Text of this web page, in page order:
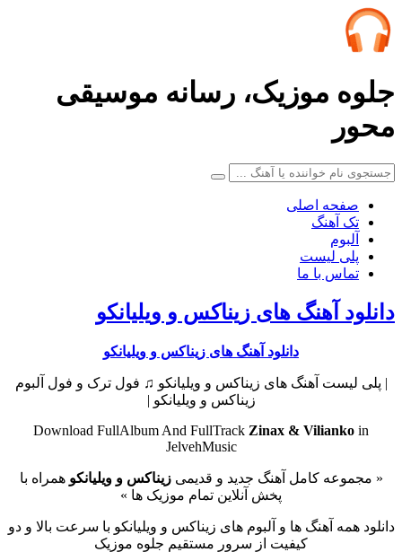
جلوه موزیک، رسانه موسیقی
محور
صفحه اصلی
تک آهنگ
آلبوم
پلی لیست
تماس با ما
دانلود آهنگ های زیناکس و ویلیانکو
دانلود آهنگ های زیناکس و ویلیانکو
| پلی لیست آهنگ های زیناکس و ویلیانکو ♫ فول ترک و فول آلبوم
زیناکس و ویلیانکو |
Download FullAlbum And FullTrackZinax & Viliankoin
JelvehMusic
« مجموعه کامل آهنگ جدید و قدیمیزیناکس و ویلیانکوهمراه با
پخش آنلاین تمام موزیک ها »
دانلود همه آهنگ ها و آلبوم های زیناکس و ویلیانکو با سرعت بالا و دو
کیفیت از سرور مستقیم جلوه موزیک